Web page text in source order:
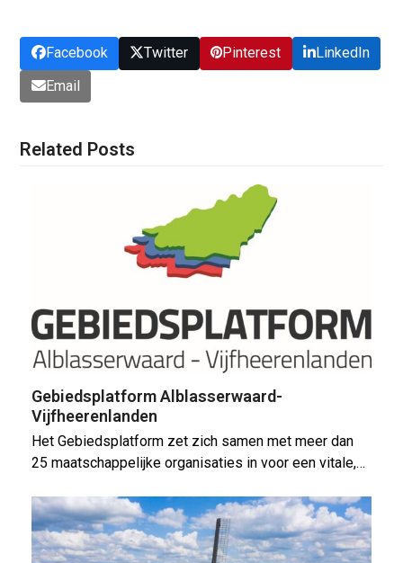
Facebook Twitter Pinterest
LinkedIn
Email
Related Posts
Gebiedsplatform Alblasserwaard-
Vijfheerenlanden
Het Gebiedsplatform zet zich samen met meer dan
25 maatschappelijke organisaties in voor een vitale,…